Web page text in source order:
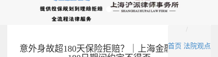
首页 法院观点
意外身故超180天保险拒赔？｜上海金融法院：